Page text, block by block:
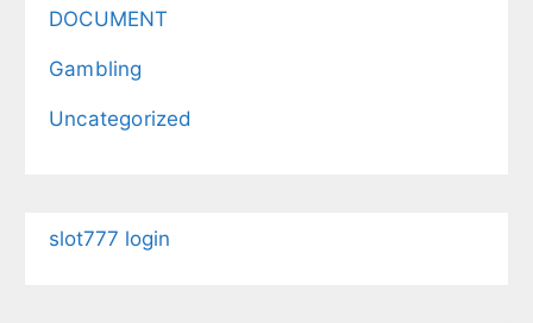
DOCUMENT
Gambling
Uncategorized
slot777 login